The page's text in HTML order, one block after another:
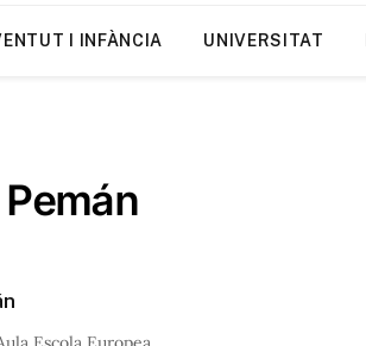
I INFÀNCIA UNIVERSITAT